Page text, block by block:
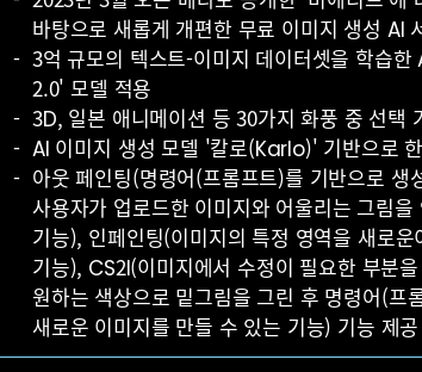
바탕으로 새롭게 개편한 무료 이미지 생성 AI
3억 규모의 텍스트-이미지 데이터셋을 학습한
2.0' 모델 적용
3D, 일본 애니메이션 등 30가지 화풍 중 선택
AI 이미지 생성 모델 '칼로(Karlo)' 기반으로
아웃 페인팅(명령어(프롬프트)를 기반으로 생
사용자가 업로드한 이미지와 어울리는 그림
기능), 인페인팅(이미지의 특정 영역을 새로운
기능), CS2I(이미지에서 수정이 필요한 부분
원하는 색상으로 밑그림을 그린 후 명령어(프
새로운 이미지를 만들 수 있는 기능) 기능 제공